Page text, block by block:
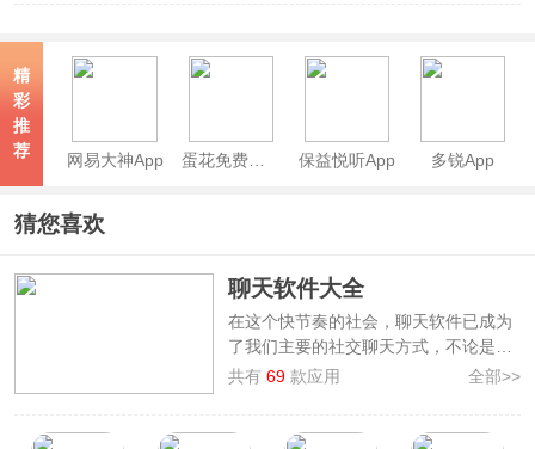
精
彩
推
荐
网易大神App 蛋花免费小说App 保益悦听App 多锐App
猜您喜欢
聊天软件大全
在这个快节奏的社会，聊天软件已成为
了我们主要的社交聊天方式，不论是生
活还是工作都离不开聊天软件。为此，
共有69 款应用 全部>>